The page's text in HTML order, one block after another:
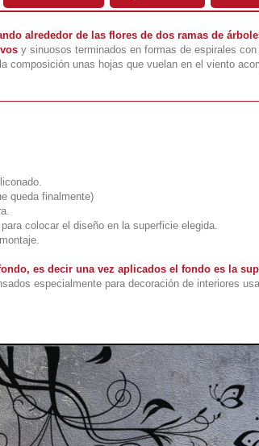
alrededor de las flores de dos ramas de
y sinuosos terminados en formas de espirales
composición unas hojas que vuelan en el viento
queda finalmente)
colocar el diseño en la superficie elegida.
es decir una vez aplicados el fondo es la
especialmente para decoración de interiores